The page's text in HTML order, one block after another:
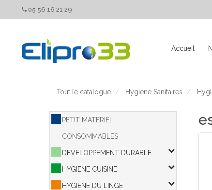
05 56 16 21 29
Accueil
Tout le catalogue Hygiene Sanitaires
PETIT MATERIEL
CONSOMMABLES
DEVELOPPEMENT DURABLE
HYGIENE CUISINE
HYGIENE DU LINGE
Panneau de gestion des cookies